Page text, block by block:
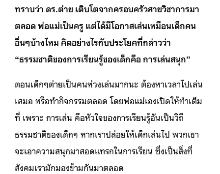
ทราบว่า ดร.ต่าย เติบโตจากครอบครัวสายวิชาการมา
ตลอด พ่อแม่เป็นครู แต่ได้มีโอกาสเล่นเหมือนเด็กคน
อื่นๆบ้างไหม คิดอย่างไรกับประโยคที่กล่าวว่า
“ธรรมชาติของการเรียนรู้ของเด็กคือ การเล่นสนุก”
ตอนเด็กๆต่ายเป็นคนห่วงเล่นมากนะ ต้องหาเวลาไปเล่น
เสมอ หรือทำกิจกรรมตลอด โดยพ่อแม่เองเปิดให้ทำเต็ม
ที่ เพราะ การเล่น คือหัวใจของการเรียนรู้อันเป็นวิถี
ธรรมชาติของเด็กๆ หากเราปล่อยให้เด็กเล่นไป พวกเขา
จะเอาความสนุกมาสอดแทรกในการเรียน ซึ่งเป็นสิ่งที่
สังคมเรามักมองข้ามกันมาตลอด